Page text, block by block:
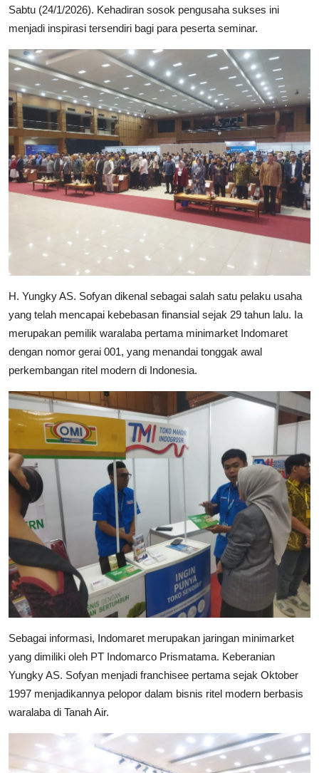
Sabtu (24/1/2026). Kehadiran sosok pengusaha sukses ini
menjadi inspirasi tersendiri bagi para peserta seminar.
H. Yungky AS. Sofyan dikenal sebagai salah satu pelaku usaha
yang telah mencapai kebebasan finansial sejak 29 tahun lalu. Ia
merupakan pemilik waralaba pertama minimarket Indomaret
dengan nomor gerai 001, yang menandai tonggak awal
perkembangan ritel modern di Indonesia.
Sebagai informasi, Indomaret merupakan jaringan minimarket
yang dimiliki oleh PT Indomarco Prismatama. Keberanian
Yungky AS. Sofyan menjadi franchisee pertama sejak Oktober
1997 menjadikannya pelopor dalam bisnis ritel modern berbasis
waralaba di Tanah Air.